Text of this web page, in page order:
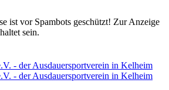
ist vor Spambots geschützt! Zur Anzeige
sein.